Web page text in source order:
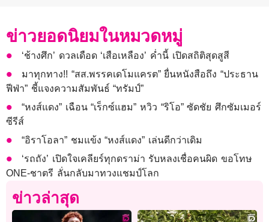
ข่าวยอดนิยมในหมวดหมู่
‘ช้างศึก’ ดวลเดือด ‘เสือเหลือง’ ค่ำนี้ เปิดสถิติสุดสูสี
มาทุกทาง!! “สส.พรรคเดโมแครต” ยื่นหนังสือถึง “ประธาน
ฟีฟ่า” ชี้แจงความสัมพันธ์ “ทรัมป์”
“หงส์แดง” เฉือน “เร็กซ์แฮม” หวิว “ริโอ” ซัดชัย ศึกซัมเมอร์
ซีรีส์
“อิราโอลา” ชมแข้ง “หงส์แดง” เล่นดีกว่าเดิม
‘รถถัง’ เปิดใจเคลียร์ทุกดราม่า รับหลงเชื่อคนผิด ขอโทษ
ONE-ชาตรี ลั่นกลับมาทวงแชมป์โลก
ข่าวล่าสุด